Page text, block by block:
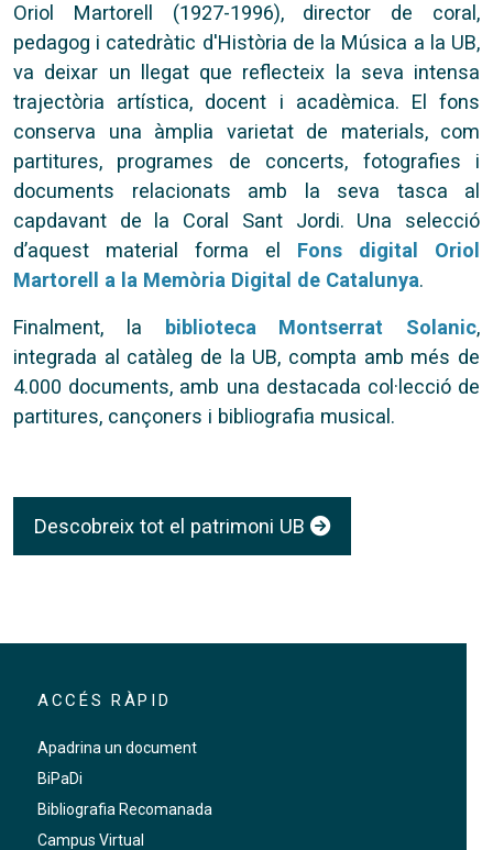
Oriol Martorell (1927-1996), director de coral,
pedagog i catedràtic d'Història de la Música a la UB,
va deixar un llegat que reflecteix la seva intensa
trajectòria artística, docent i acadèmica. El fons
conserva una àmplia varietat de materials, com
partitures, programes de concerts, fotografies i
documents relacionats amb la seva tasca al
capdavant de la Coral Sant Jordi. Una selecció
d’aquest material forma el Fons digital Oriol
Martorell a la Memòria Digital de Catalunya.
Finalment, la biblioteca Montserrat Solanic,
integrada al catàleg de la UB, compta amb més de
4.000 documents, amb una destacada col·lecció de
partitures, cançoners i bibliografia musical.
Descobreix tot el patrimoni UB
ACCÉS RÀPID
Apadrina un document
BiPaDi
Bibliografia Recomanada
Campus Virtual